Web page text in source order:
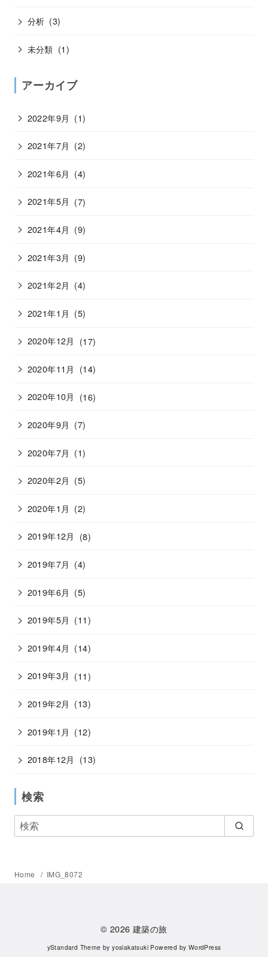
分析 (3)
未分類 (1)
アーカイブ
2022年9月 (1)
2021年7月 (2)
2021年6月 (4)
2021年5月 (7)
2021年4月 (9)
2021年3月 (9)
2021年2月 (4)
2021年1月 (5)
2020年12月 (17)
2020年11月 (14)
2020年10月 (16)
2020年9月 (7)
2020年7月 (1)
2020年2月 (5)
2020年1月 (2)
2019年12月 (8)
2019年7月 (4)
2019年6月 (5)
2019年5月 (11)
2019年4月 (14)
2019年3月 (11)
2019年2月 (13)
2019年1月 (12)
2018年12月 (13)
検索
Home IMG_8072
© 2026建築の旅
yStandard Theme byyosiakatsuki Powered by WordPress